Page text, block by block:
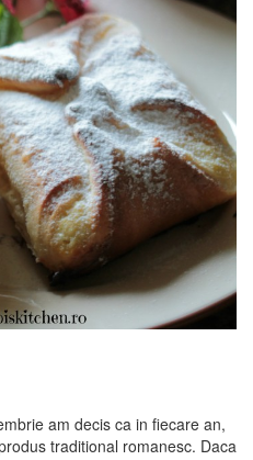
am decis ca in fiecare an,
traditional romanesc. Daca